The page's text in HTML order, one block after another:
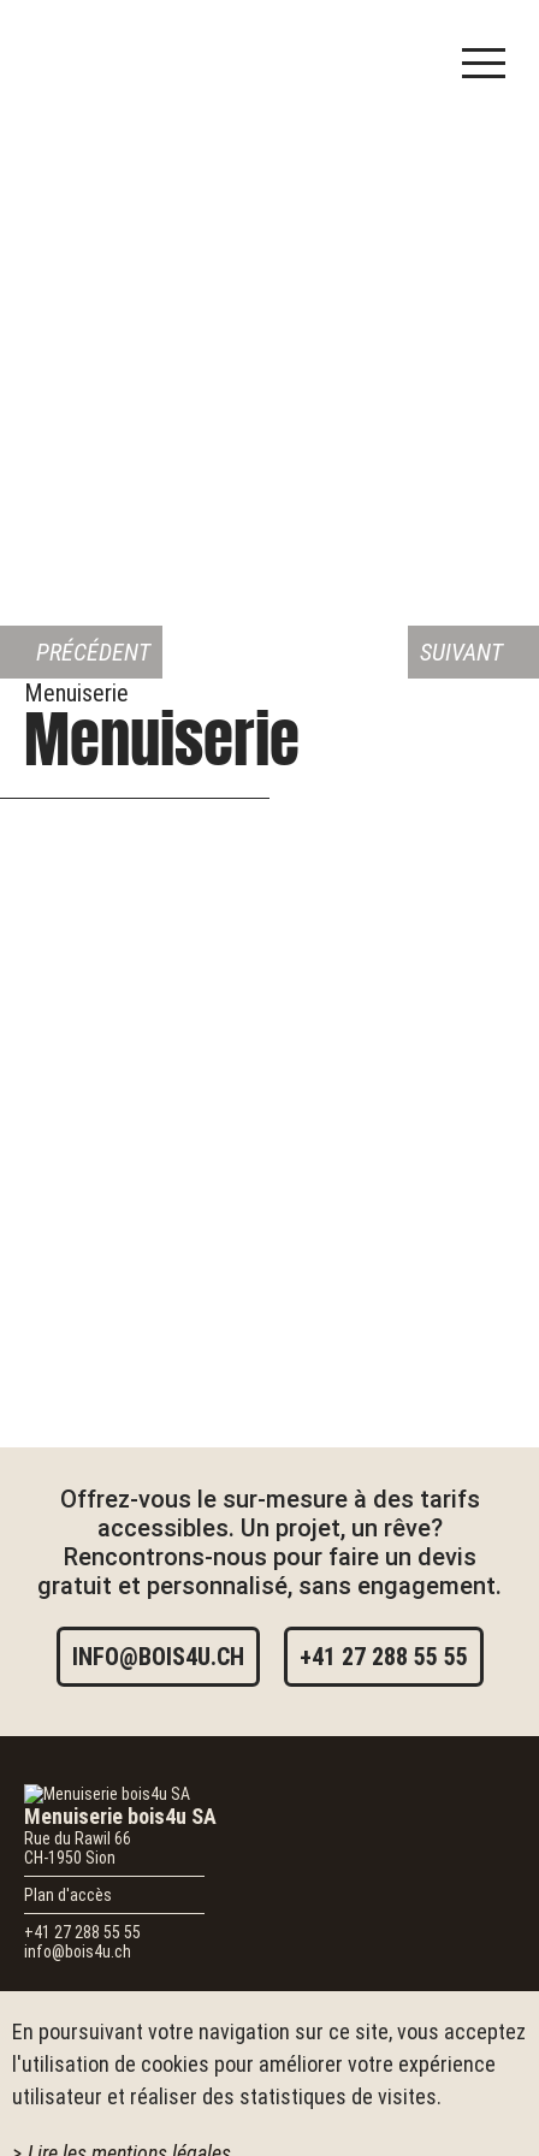
PRÉCÉDENT
SUIVANT
Menuiserie
Menuiserie
Offrez-vous le sur-mesure à des tarifs
accessibles. Un projet, un rêve?
Rencontrons-nous pour faire un devis
gratuit et personnalisé, sans engagement.
INFO@BOIS4U.CH +41 27 288 55 55
Menuiserie bois4u SA
Rue du Rawil 66
CH-1950 Sion
Plan d'accès
+41 27 288 55 55
info@bois4u.ch
Nous suivre
Suivez-nous Pour vous inspirer, laisser un avis ou en savoir plus sur
bois4u
En poursuivant votre navigation sur ce site, vous acceptez
l'utilisation de cookies pour améliorer votre expérience
utilisateur et réaliser des statistiques de visites.